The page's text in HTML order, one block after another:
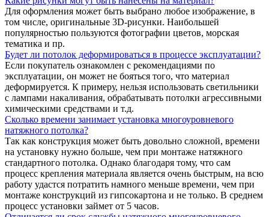
Для оформления может быть выбрано любое изображение, в
том числе, оригинальные 3D-рисунки. Наибольшей
популярностью пользуются фотографии цветов, морская
тематика и пр.
Будет ли потолок деформироваться в процессе эксплуатации?
Если покупатель ознакомлен с рекомендациями по
эксплуатации, он может не бояться того, что материал
деформируется. К примеру, нельзя использовать светильники
с лампами накаливания, обрабатывать потолки агрессивными
химическими средствами и т.д.
Сколько времени занимает установка многоуровневого
натяжного потолка?
Так как конструкция может быть довольно сложной, времени
на установку нужно больше, чем при монтаже натяжного
стандартного потолка. Однако благодаря тому, что сам
процесс крепления материала является очень быстрым, на всю
работу удастся потратить намного меньше времени, чем при
монтаже конструкций из гипсокартона и не только. В среднем
процесс установки займет от 5 часов.